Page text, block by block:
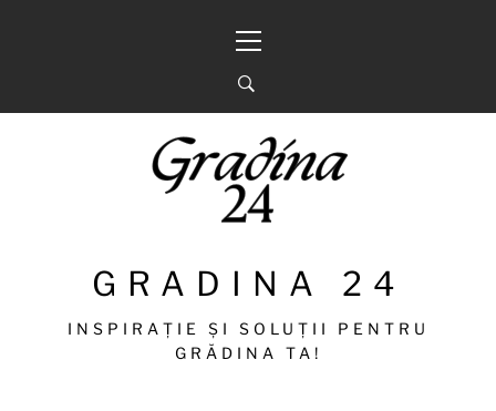
principal
GRADINA 24
INSPIRAȚIE ȘI SOLUȚII PENTRU
GRĂDINA TA!